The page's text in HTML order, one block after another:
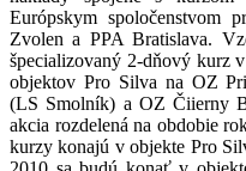
Európskym spoločenstvom
Zvolen a PPA Bratislava.
špecializovaný 2-dňový kurz
objektov Pro Silva na OZ
(LS Smolník) a OZ Čiierny
akcia rozdelená na obdobie
kurzy konajú v objekte Pro